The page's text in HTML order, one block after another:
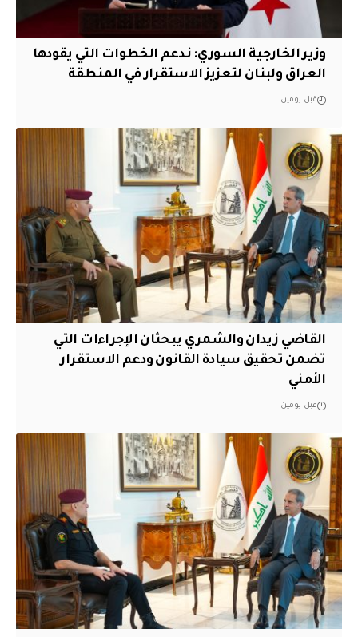
وزير الخارجية السوري: ندعم الخطوات التي يقودها
العراق ولبنان لتعزيز الاستقرار في المنطقة
قبل يومين
القاضي زيدان والشمري يبحثان الإجراءات التي
تضمن تحقيق سيادة القانون ودعم الاستقرار
الأمني
قبل يومين